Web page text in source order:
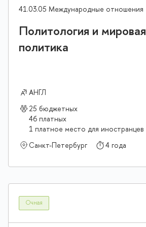
41.03.05 Международные отношения
Политология и мировая
политика
АНГЛ
25 бюджетных
46 платных
1 платное место для иностранцев
Санкт-Петербург
4 года
Очная